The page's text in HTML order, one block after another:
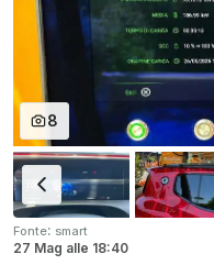
8
Fonte: smart
27 Mag alle 18:40